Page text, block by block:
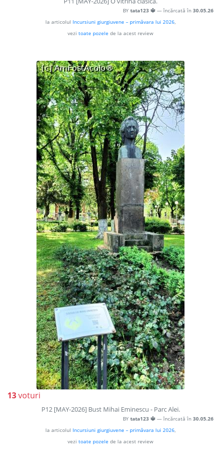
BY tata123 🔱 — încărcată în 30.05.26
la articolul Incursiuni giurgiuvene – primăvara lui 2026,
vezi toate pozele de la acest review
13voturi
P12 [MAY-2026] Bust Mihai Eminescu - Parc Alei.
BY tata123 🔱 — încărcată în 30.05.26
la articolul Incursiuni giurgiuvene – primăvara lui 2026,
vezi toate pozele de la acest review